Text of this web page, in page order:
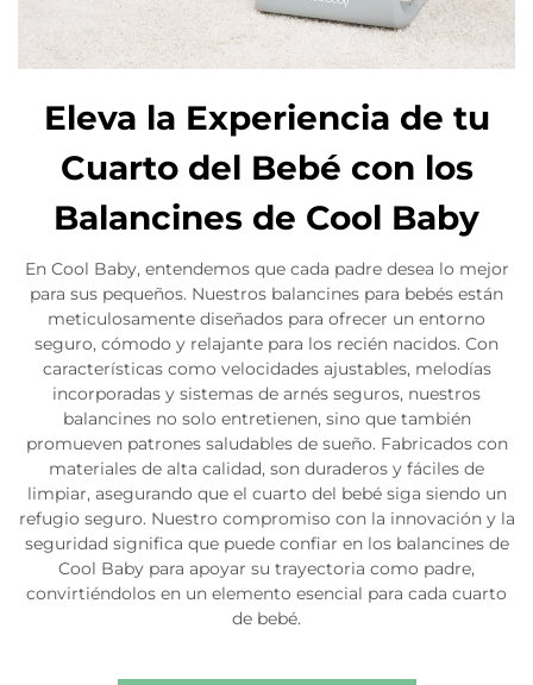
Eleva la Experiencia de tu
Cuarto del Bebé con los
Balancines de Cool Baby
En Cool Baby, entendemos que cada padre desea lo mejor
para sus pequeños. Nuestros balancines para bebés están
meticulosamente diseñados para ofrecer un entorno
seguro, cómodo y relajante para los recién nacidos. Con
características como velocidades ajustables, melodías
incorporadas y sistemas de arnés seguros, nuestros
balancines no solo entretienen, sino que también
promueven patrones saludables de sueño. Fabricados con
materiales de alta calidad, son duraderos y fáciles de
limpiar, asegurando que el cuarto del bebé siga siendo un
refugio seguro. Nuestro compromiso con la innovación y la
seguridad significa que puede confiar en los balancines de
Cool Baby para apoyar su trayectoria como padre,
convirtiéndolos en un elemento esencial para cada cuarto
de bebé.